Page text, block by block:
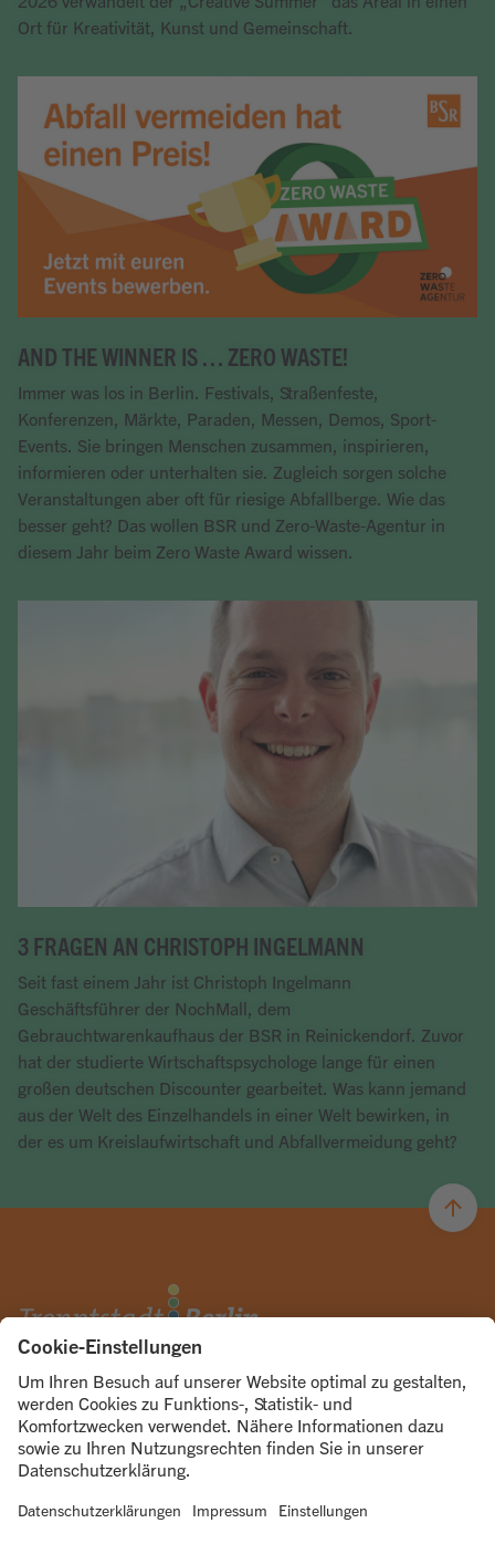
Ort für Kreativität, Kunst und Gemeinschaft.
AND THE WINNER IS … ZERO WASTE!
Immer was los in Berlin. Festivals, Straßenfeste,
Konferenzen, Märkte, Paraden, Messen, Demos, Sport-
Events. Sie bringen Menschen zusammen, inspirieren,
informieren oder unterhalten sie. Zugleich sorgen solche
Veranstaltungen aber oft für riesige Abfallberge. Wie das
besser geht? Das wollen BSR und Zero-Waste-Agentur in
diesem Jahr beim Zero Waste Award wissen.
3 FRAGEN AN CHRISTOPH INGELMANN
Seit fast einem Jahr ist Christoph Ingelmann
Geschäftsführer der NochMall, dem
Gebrauchtwarenkaufhaus der BSR in Reinickendorf. Zuvor
hat der studierte Wirtschaftspsychologe lange für einen
großen deutschen Discounter gearbeitet. Was kann jemand
aus der Welt des Einzelhandels in einer Welt bewirken, in
der es um Kreislaufwirtschaft und Abfallvermeidung geht?
© 2026
ÜBER UNS UNSERE KANÄLE